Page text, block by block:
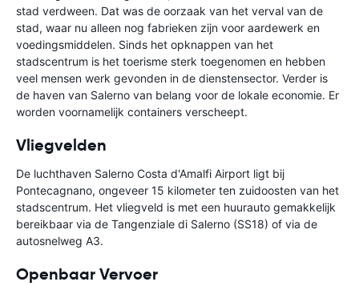
stad verdween. Dat was de oorzaak van het verval van de
stad, waar nu alleen nog fabrieken zijn voor aardewerk en
voedingsmiddelen. Sinds het opknappen van het
stadscentrum is het toerisme sterk toegenomen en hebben
veel mensen werk gevonden in de dienstensector. Verder is
de haven van Salerno van belang voor de lokale economie. Er
worden voornamelijk containers verscheept.
Vliegvelden
De luchthaven Salerno Costa d'Amalfi Airport ligt bij
Pontecagnano, ongeveer 15 kilometer ten zuidoosten van het
stadscentrum. Het vliegveld is met een huurauto gemakkelijk
bereikbaar via de Tangenziale di Salerno (SS18) of via de
autosnelweg A3.
Openbaar Vervoer